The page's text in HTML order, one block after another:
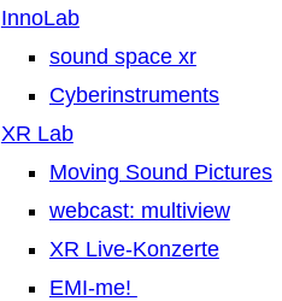
InnoLab
sound space xr
Cyberinstruments
XR Lab
Moving Sound Pictures
webcast: multiview
XR Live-Konzerte
EMI-me!